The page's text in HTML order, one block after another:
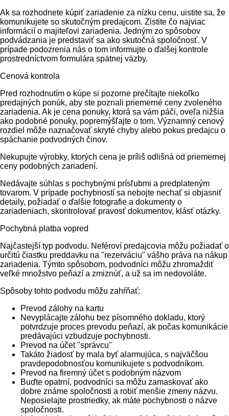
Ak sa rozhodnete kúpiť zariadenie za nízku cenu, uistite sa, že
komunikujete so skutočným predajcom. Zistite čo najviac
informácií o majiteľovi zariadenia. Jedným zo spôsobov
podvádzania je predstaviť sa ako skutočná spoločnosť. V
prípade podozrenia nás o tom informujte o ďalšej kontrole
prostredníctvom formulára spätnej väzby.
Cenová kontrola
Pred rozhodnutím o kúpe si pozorne prečítajte niekoľko
predajných ponúk, aby ste poznali priemerné ceny zvoleného
zariadenia. Ak je cena ponuky, ktorá sa vám páči, oveľa nižšia
ako podobné ponuky, popremýšľajte o tom. Významný cenový
rozdiel môže naznačovať skryté chyby alebo pokus predajcu o
spáchanie podvodných činov.
Nekupujte výrobky, ktorých cena je príliš odlišná od priemernej
ceny podobných zariadení.
Nedávajte súhlas s pochybnými prísľubmi a predplateným
tovarom. V prípade pochybností sa nebojte nechať si objasniť
detaily, požiadať o ďalšie fotografie a dokumenty o
zariadeniach, skontrolovať pravosť dokumentov, klásť otázky.
Pochybná platba vopred
Najčastejší typ podvodu. Neféroví predajcovia môžu požiadať o
určitú čiastku preddavku na "rezerváciu" vášho práva na nákup
zariadenia. Týmto spôsobom, podvodníci môžu zhromaždiť
veľké množstvo peňazí a zmiznúť, a už sa im nedovoláte.
Spôsoby tohto podvodu môžu zahŕňať:
Prevod zálohy na kartu
Nevyplácajte zálohu bez písomného dokladu, ktorý
potvrdzuje proces prevodu peňazí, ak počas komunikácie
predávajúci vzbudzuje pochybnosti.
Prevod na účet "správcu"
Takáto žiadosť by mala byť alarmujúca, s najväčšou
pravdepodobnosťou komunikujete s podvodníkom.
Prevod na firemný účet s podobným názvom
Buďte opatrní, podvodníci sa môžu zamaskovať ako
dobre známe spoločnosti a robiť menšie zmeny názvu.
Neposielajte prostriedky, ak máte pochybnosti o názve
spoločnosti.